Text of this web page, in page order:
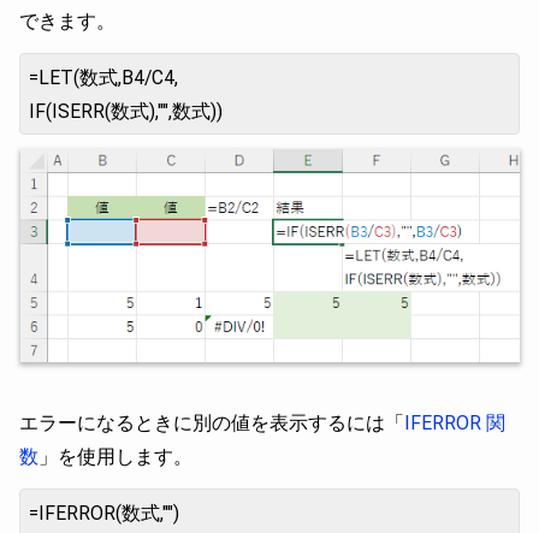
できます。
=LET(数式,B4/C4,
IF(ISERR(数式),"",数式))
エラーになるときに別の値を表示するには「
IFERROR 関
数 」を使用します。
=IFERROR(数式,"")